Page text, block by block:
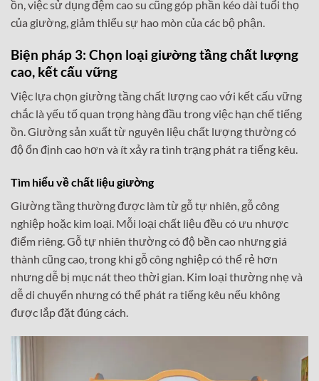
ồn, việc sử dụng đệm cao su cũng góp phần kéo dài tuổi thọ
của giường, giảm thiểu sự hao mòn của các bộ phận.
Biện pháp 3: Chọn loại giường tầng chất lượng
cao, kết cấu vững
Việc lựa chọn giường tầng chất lượng cao với kết cấu vững
chắc là yếu tố quan trọng hàng đầu trong việc hạn chế tiếng
ồn. Giường sản xuất từ nguyên liệu chất lượng thường có
độ ổn định cao hơn và ít xảy ra tình trạng phát ra tiếng kêu.
Tìm hiểu về chất liệu giường
Giường tầng thường được làm từ gỗ tự nhiên, gỗ công
nghiệp hoặc kim loại. Mỗi loại chất liệu đều có ưu nhược
điểm riêng. Gỗ tự nhiên thường có độ bền cao nhưng giá
thành cũng cao, trong khi gỗ công nghiệp có thể rẻ hơn
nhưng dễ bị mục nát theo thời gian. Kim loại thường nhẹ và
dễ di chuyển nhưng có thể phát ra tiếng kêu nếu không
được lắp đặt đúng cách.